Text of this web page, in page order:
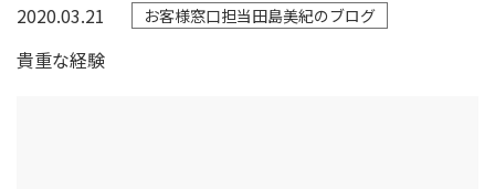
2020.03.21 お客様窓口担当田島美紀のブログ
貴重な経験